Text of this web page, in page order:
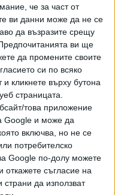
че за част от
ви данни може да не се
да възразите срещу
ви ще
да промените своите
си по всяко
кликнете върху бутона
страницата.
това приложение
Google и може да
включва, но не се
потребителско
Google по-долу можете
откажете съгласие на
страни да използват
на ОДП Варна -
на Второ РУП
а преназначен
че процедурата
се изминат редица
съдът
които са
са имали зачислени
са ги ползвали. Това
ръководството на
затова това те са